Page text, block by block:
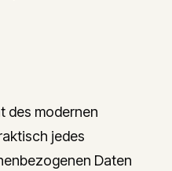
des modernen
jedes
Daten